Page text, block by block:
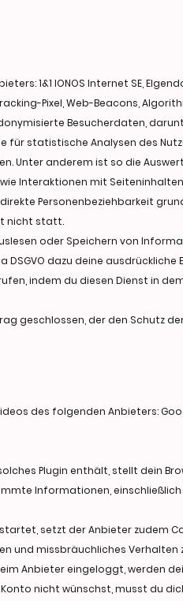
1&1 IONOS Internet SE,
Pixel, Web-Beacons,
Besucherdaten,
für statistische Analysen des
Unter anderem ist so die
Interaktionen mit Seiteninhalten
Personenbeziehbarkeit
nicht statt.
oder Speichern von
DSGVO dazu deine
indem du diesen Dienst in
geschlossen, der den Schutz
des folgenden Anbieters:
Plugin enthält, stellt dein
Informationen,
setzt der Anbieter zudem
und missbräuchliches Verhalten
Anbieter eingeloggt, werden
nicht wünschst, musst du